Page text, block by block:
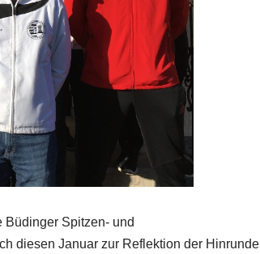
Büdinger Spitzen- und
diesen Januar zur Reflektion der Hinrunde